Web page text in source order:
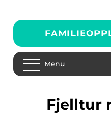
Menu
fjelltur